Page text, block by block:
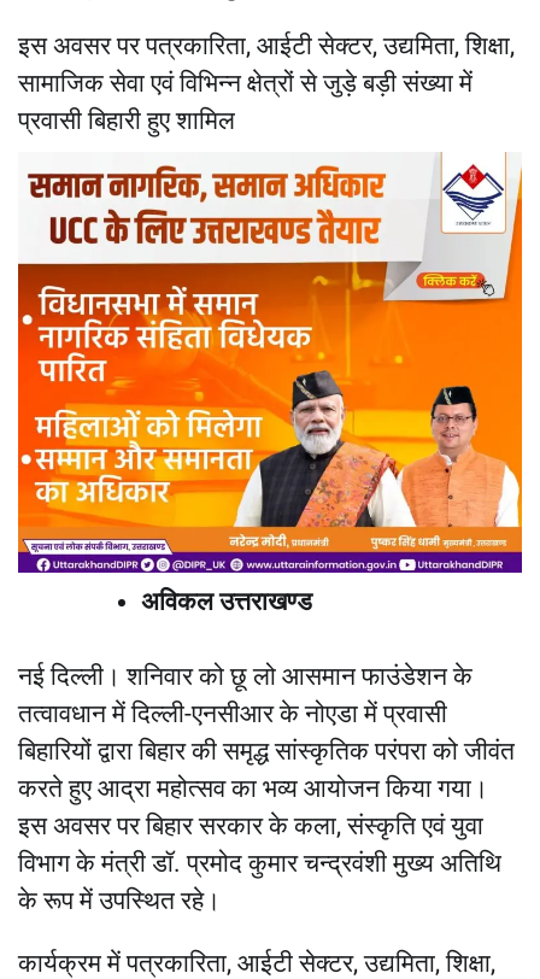
इस अवसर पर पत्रकारिता, आईटी सेक्टर, उद्यमिता, शिक्षा,
सामाजिक सेवा एवं विभिन्न क्षेत्रों से जुड़े बड़ी संख्या में
प्रवासी बिहारी हुए शामिल
अविकल उत्तराखण्ड
नई दिल्ली। शनिवार को छू लो आसमान फाउंडेशन के
तत्वावधान में दिल्ली-एनसीआर के नोएडा में प्रवासी
बिहारियों द्वारा बिहार की समृद्ध सांस्कृतिक परंपरा को जीवंत
करते हुए आद्रा महोत्सव का भव्य आयोजन किया गया।
इस अवसर पर बिहार सरकार के कला, संस्कृति एवं युवा
विभाग के मंत्री डॉ. प्रमोद कुमार चन्द्रवंशी मुख्य अतिथि
के रूप में उपस्थित रहे।
कार्यक्रम में पत्रकारिता, आईटी सेक्टर, उद्यमिता, शिक्षा,